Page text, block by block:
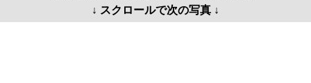
↓ スクロールで次の写真 ↓